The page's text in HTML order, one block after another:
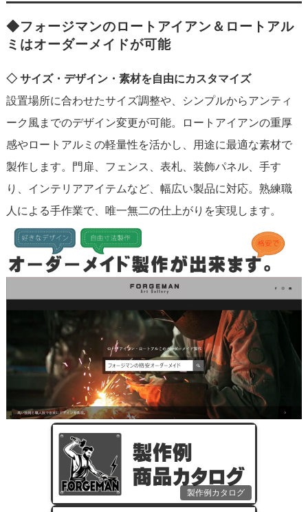
◆フォージマンのロートアイアン＆ロートアル
ミはオーダーメイドが可能
◇ サイズ・デザイン・素材を自由にカスタマイズ
設置場所に合わせたサイズ調整や、シンプルからアンティ
ーク風までのデザイン変更が可能。ロートアイアンの重厚
感やロートアルミの軽量性を活かし、用途に最適な素材で
製作します。門扉、フェンス、表札、装飾パネル、手す
り、インテリアアイテムなど、幅広い製品に対応。熟練職
人による手作業で、唯一無二の仕上がりを実現します。
製作例カタログ